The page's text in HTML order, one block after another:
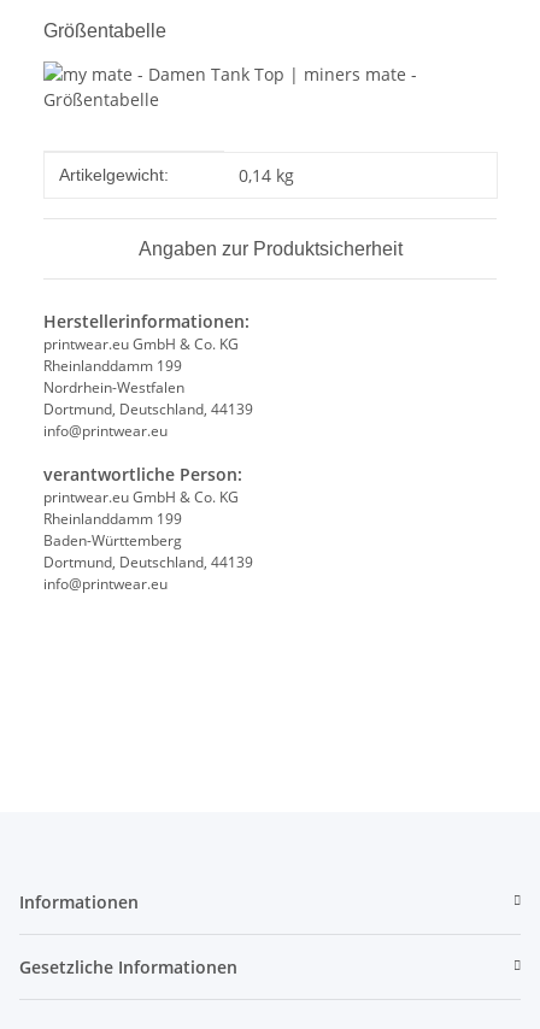
Größentabelle
Produkteigenschaft
Wert
Artikelgewicht: 0,14 kg
Angaben zur Produktsicherheit
Herstellerinformationen:
printwear.eu GmbH & Co. KG
Rheinlanddamm 199
Nordrhein-Westfalen
Dortmund, Deutschland, 44139
info@printwear.eu
verantwortliche Person:
printwear.eu GmbH & Co. KG
Rheinlanddamm 199
Baden-Württemberg
Dortmund, Deutschland, 44139
info@printwear.eu
Informationen
Gesetzliche Informationen